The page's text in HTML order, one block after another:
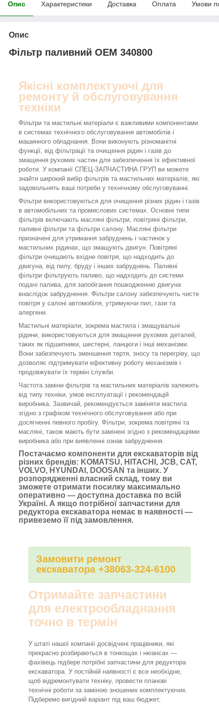
Опис Характеристики Доставка Оплата Умови
Опис
Фільтр паливний OEM 340800
Якісні комплектуючі для
ремонту й обслуговування
техніки
Фільтри та мастильні матеріали є важливими компонентами
в системах технічного обслуговування автомобілів і
машинного обладнання. Вони виконують різноманітні
функції, від фільтрації та очищення рідин і газів до
змащення рухомих частин для забезпечення їх ефективної
роботи. У компанії СПЕЦ-ЗАПЧАСТИНА ГРУП ви можете
знайти широкий вибір фільтрів та мастильних матеріалів, які
задовольнять ваші потреби у технічному обслуговуванні.
Фільтри використовуються для очищення різних рідин і газів
в автомобільних та промислових системах. Основні типи
фільтрів включають масляні фільтри, повітряні фільтри,
паливні фільтри та фільтри салону. Масляні фільтри
призначені для утримання забруднень і частинок у
мастильних рідинах, що змащують двигун. Повітряні
фільтри очищають вхідне повітря, що надходить до
двигуна, від пилу, бруду і інших забруднень. Паливні
фільтри фільтрують паливо, що надходить до системи
подачі палива, для запобігання пошкодженню двигуна
внаслідок забруднення. Фільтри салону забезпечують чисте
повітря у салоні автомобіля, утримуючи пил, гази та
алергени.
Мастильні матеріали, зокрема мастила і змащувальні
рідини, використовуються для змащення рухомих деталей,
таких як підшипники, шестерні, ланцюги і інші механізми.
Вони забезпечують зменшення тертя, зносу та перегріву, що
дозволяє підтримувати ефективну роботу механізмів і
продовжувати їх термін служби.
Частота заміни фільтрів та мастильних матеріалів залежить
від типу техніки, умов експлуатації і рекомендацій
виробника. Зазвичай, рекомендується заміняти мастила
згідно з графіком технічного обслуговування або при
досягненні певного пробігу. Фільтри, зокрема повітряні та
масляні, також мають бути замінені згідно з рекомендаціями
виробника або при виявленні ознак забруднення.
Постачаємо компоненти для екскаваторів від
різних брендів: KOMATSU, HITACHI, JCB, CAT,
VOLVO, HYUNDAI, DOOSAN та інших. У
розпорядженні власний склад, тому ви
зможете отримати посилку максимально
оперативно — доступна доставка по всій
Україні. А якщо потрібної запчастини для
редуктора екскаватора немає в наявності —
привеземо її під замовлення.
Замовити ремонт
екскаватора +38063-324-6100
Отримайте запчастини
для електрообладнання
точно в термін
У штаті нашої компанії досвідчені працівники, які
прекрасно розбираються в тонкощах і нюансах —
фахівець підбере потрібні запчастини для редуктора
екскаватора. У постійній наявності є все необхідне,
щоб відремонтувати техніку, провести планові
технічні роботи за заміною зношених комплектуючих.
Підберемо вигідний варіант під ваш бюджет,